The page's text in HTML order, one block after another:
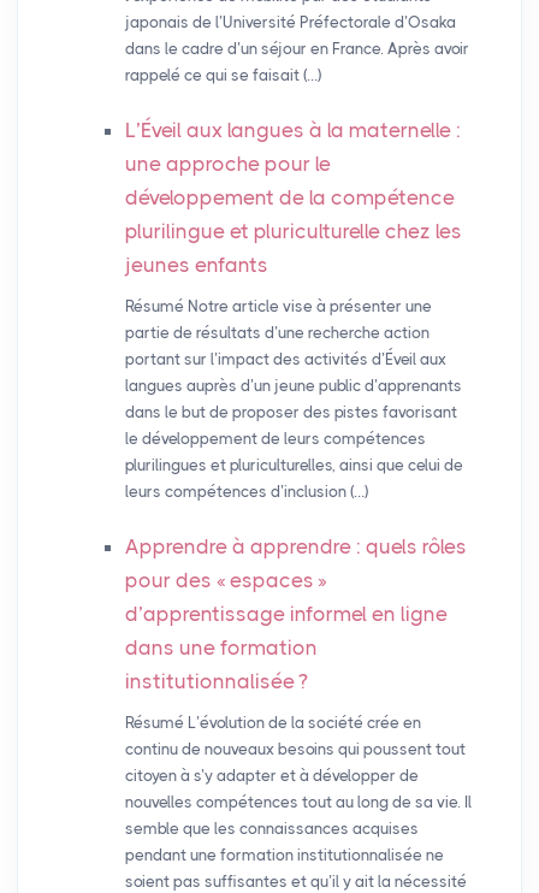
japonais de l’Université Préfectorale d’Osaka
dans le cadre d’un séjour en France. Après avoir
rappelé ce qui se faisait (…)
L’Éveil aux langues à la maternelle :
une approche pour le
développement de la compétence
plurilingue et pluriculturelle chez les
jeunes enfants
Résumé Notre article vise à présenter une
partie de résultats d’une recherche action
portant sur l’impact des activités d’Éveil aux
langues auprès d’un jeune public d’apprenants
dans le but de proposer des pistes favorisant
le développement de leurs compétences
plurilingues et pluriculturelles, ainsi que celui de
leurs compétences d’inclusion (…)
Apprendre à apprendre : quels rôles
pour des « espaces »
d’apprentissage informel en ligne
dans une formation
institutionnalisée?
Résumé L’évolution de la société crée en
continu de nouveaux besoins qui poussent tout
citoyen à s’y adapter et à développer de
nouvelles compétences tout au long de sa vie. Il
semble que les connaissances acquises
pendant une formation institutionnalisée ne
soient pas suffisantes et qu’il y ait la nécessité